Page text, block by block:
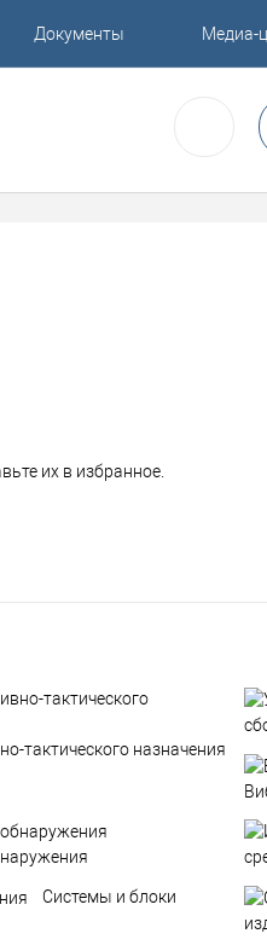
Документы Медиа-
их в избранное.
тактического назначения
Системы и блоки